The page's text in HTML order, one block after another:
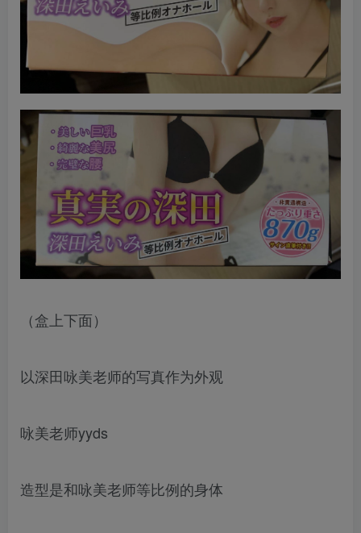
（盒上下面）
以深田咏美老师的写真作为外观
咏美老师yyds
造型是和咏美老师等比例的身体